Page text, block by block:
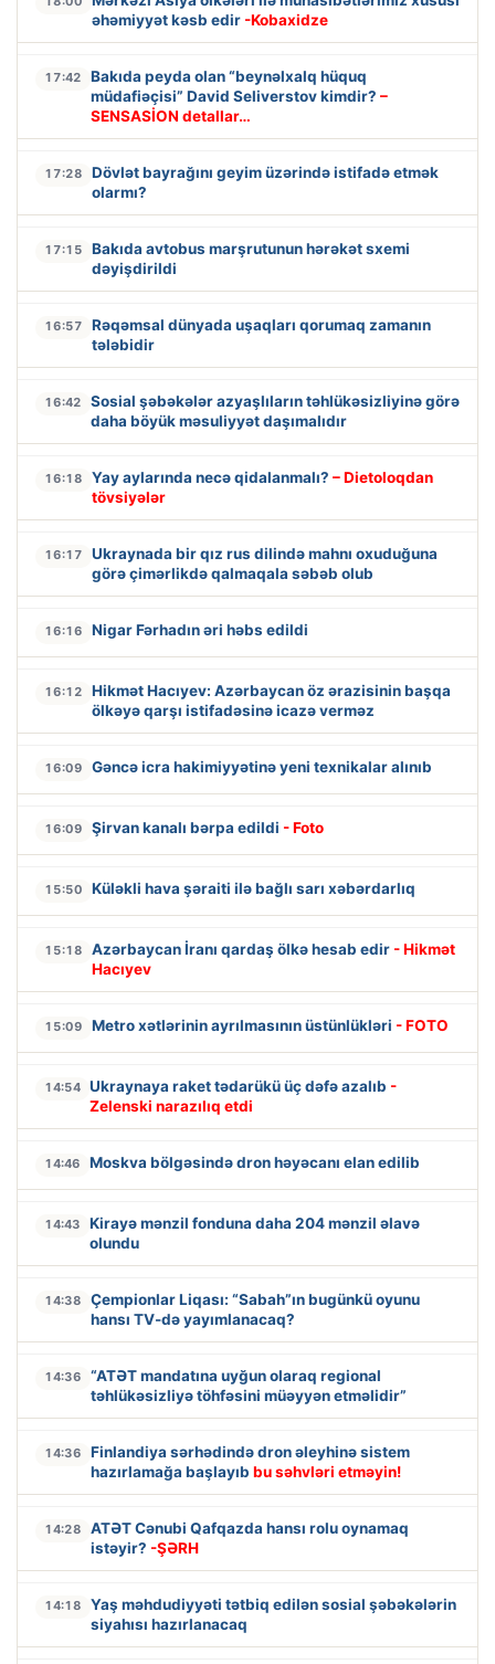
əhəmiyyət kəsb edir -Kobaxidze
17:42
Bakıda peyda olan “beynəlxalq hüquq
müdafiəçisi” David Seliverstov kimdir? –
SENSASİON detallar…
17:28
Dövlət bayrağını geyim üzərində istifadə etmək
olarmı?
17:15
Bakıda avtobus marşrutunun hərəkət sxemi
dəyişdirildi
16:57
Rəqəmsal dünyada uşaqları qorumaq zamanın
tələbidir
16:42
Sosial şəbəkələr azyaşlıların təhlükəsizliyinə görə
daha böyük məsuliyyət daşımalıdır
16:18 Yay aylarında necə qidalanmalı? – Dietoloqdan
tövsiyələr
16:17
Ukraynada bir qız rus dilində mahnı oxuduğuna
görə çimərlikdə qalmaqala səbəb olub
16:16 Nigar Fərhadın əri həbs edildi
16:12
Hikmət Hacıyev: Azərbaycan öz ərazisinin başqa
ölkəyə qarşı istifadəsinə icazə verməz
16:09 Gəncə icra hakimiyyətinə yeni texnikalar alınıb
16:09 Şirvan kanalı bərpa edildi - Foto
15:50 Küləkli hava şəraiti ilə bağlı sarı xəbərdarlıq
15:18 Azərbaycan İranı qardaş ölkə hesab edir - Hikmət
Hacıyev
15:09 Metro xətlərinin ayrılmasının üstünlükləri - FOTO
14:54 Ukraynaya raket tədarükü üç dəfə azalıb -
Zelenski narazılıq etdi
14:46 Moskva bölgəsində dron həyəcanı elan edilib
14:43
Kirayə mənzil fonduna daha 204 mənzil əlavə
olundu
14:38
Çempionlar Liqası: “Sabah”ın bugünkü oyunu
hansı TV-də yayımlanacaq?
14:36
“ATƏT mandatına uyğun olaraq regional
təhlükəsizliyə töhfəsini müəyyən etməlidir”
14:36
Finlandiya sərhədində dron əleyhinə sistem
hazırlamağa başlayıb bu səhvləri etməyin!
14:28
ATƏT Cənubi Qafqazda hansı rolu oynamaq
istəyir? -ŞƏRH
14:18
Yaş məhdudiyyəti tətbiq edilən sosial şəbəkələrin
siyahısı hazırlanacaq